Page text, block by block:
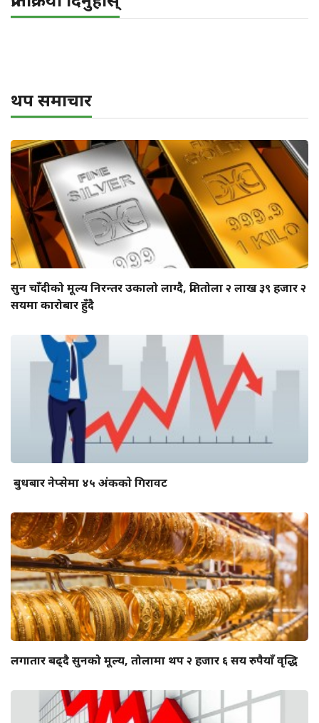
थप समाचार
सुन चाँदीको मूल्य निरन्तर उकालो लाग्दै, प्रतितोला २ लाख ३९ हजार २
सयमा कारोबार हुँदै
बुधबार नेप्सेमा ४५ अंककाे गिरावट
लगातार बढ्दै सुनको मूल्य, तोलामा थप २ हजार ६ सय रुपैयाँ वृद्धि